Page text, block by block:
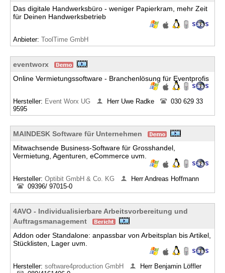
Das digitale Handwerksbüro - weniger Papierkram, mehr Zeit
für Deinen Handwerksbetrieb
Anbieter: ToolTime GmbH
eventworx
Online Vermietungssoftware - Branchenlösung für Eventprofis
Hersteller: Event Worx UG Herr Uwe Radke
030 629 33
9595
MAINDESK Software für Unternehmen
Mitwachsende Business-Software für Grosshandel,
Vermietung, Agenturen, eCommerce uvm.
Hersteller: Optibit GmbH & Co. KG
Herr Andreas Hoffmann
09396/ 97015-0
4AVO - Individualisierbare Arbeitsvorbereitung und
Auftragsmanagement
Addon oder Standalone: anpassbar von Arbeitsplan bis Artikel,
Stücklisten, Lager uvm.
Hersteller: software4production GmbH
Herr Benjamin Löffler